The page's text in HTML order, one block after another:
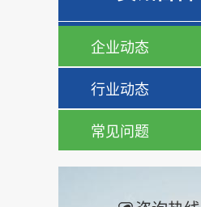
企业动态
行业动态
常见问题